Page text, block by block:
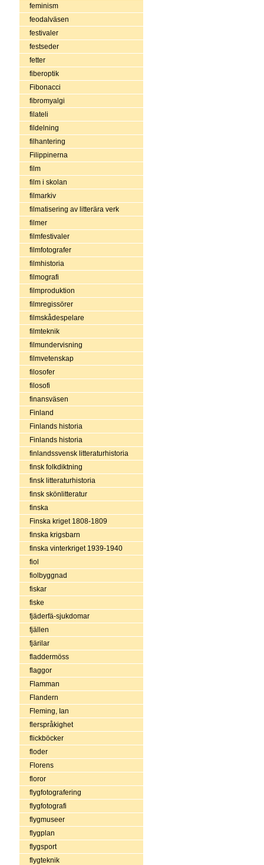
feminism
feodalväsen
festivaler
festseder
fetter
fiberoptik
Fibonacci
fibromyalgi
filateli
fildelning
filhantering
Filippinerna
film
film i skolan
filmarkiv
filmatisering av litterära verk
filmer
filmfestivaler
filmfotografer
filmhistoria
filmografi
filmproduktion
filmregissörer
filmskådespelare
filmteknik
filmundervisning
filmvetenskap
filosofer
filosofi
finansväsen
Finland
Finlands historia
Finlands historia
finlandssvensk litteraturhistoria
finsk folkdiktning
finsk litteraturhistoria
finsk skönlitteratur
finska
Finska kriget 1808-1809
finska krigsbarn
finska vinterkriget 1939-1940
fiol
fiolbyggnad
fiskar
fiske
fjäderfä-sjukdomar
fjällen
fjärilar
fladdermöss
flaggor
Flamman
Flandern
Fleming, Ian
flerspråkighet
flickböcker
floder
Florens
floror
flygfotografering
flygfotografi
flygmuseer
flygplan
flygsport
flygteknik